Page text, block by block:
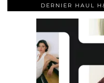
DERNIER HAUL